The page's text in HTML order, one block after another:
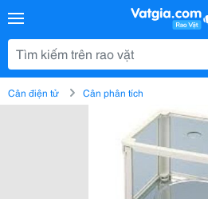
Cân điện tử Cân phân tích